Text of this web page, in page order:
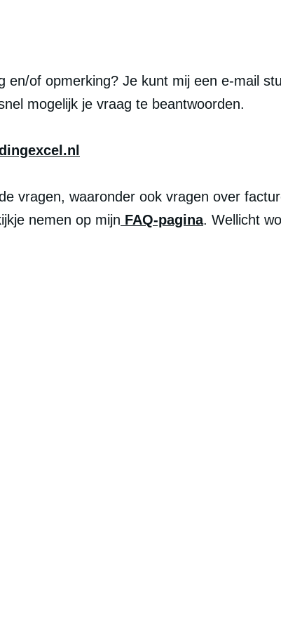
en/of opmerking? Je kunt mij een e-mail
mogelijk je vraag te beantwoorden.
vragen, waaronder ook vragen over
nemen op mijn FAQ-pagina. Wellicht